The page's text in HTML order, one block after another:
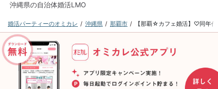
沖縄県の自治体婚活LMO
婚活パーティーのオミカレ 沖縄県 那覇市 【那覇☆カフェ婚活】♡同年